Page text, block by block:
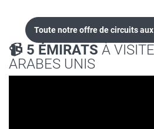
Toute notre offre de circuits
📹 5 ÉMIRATS À
ARABES UNIS